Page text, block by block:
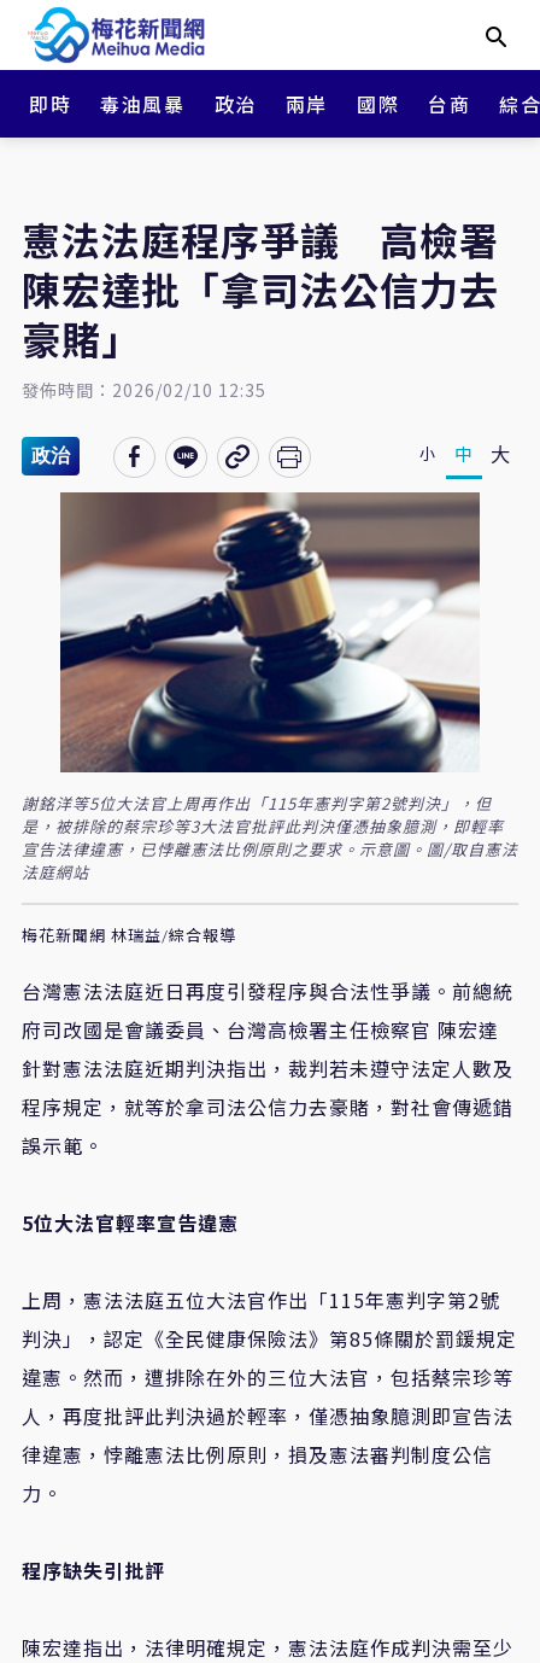
即時 毒油風暴 政治 兩岸 國際 台商 綜
憲法法庭程序爭議 高檢署
陳宏達批「拿司法公信力去
豪賭」
發佈時間：2026/02/10 12:35
政治 小 中 大
謝銘洋等5位大法官上周再作出「115年憲判字第2號判決」，但
是，被排除的蔡宗珍等3大法官批評此判決僅憑抽象臆測，即輕率
宣告法律違憲，已悖離憲法比例原則之要求。示意圖。圖/取自憲法
法庭網站
梅花新聞網 林瑞益/綜合報導
台灣憲法法庭近日再度引發程序與合法性爭議。前總統
府司改國是會議委員、台灣高檢署主任檢察官 陳宏達
針對憲法法庭近期判決指出，裁判若未遵守法定人數及
程序規定，就等於拿司法公信力去豪賭，對社會傳遞錯
誤示範。
5位大法官輕率宣告違憲
上周，憲法法庭五位大法官作出「115年憲判字第2號
判決」，認定《全民健康保險法》第85條關於罰鍰規定
違憲。然而，遭排除在外的三位大法官，包括蔡宗珍等
人，再度批評此判決過於輕率，僅憑抽象臆測即宣告法
律違憲，悖離憲法比例原則，損及憲法審判制度公信
力。
程序缺失引批評
陳宏達指出，法律明確規定，憲法法庭作成判決需至少